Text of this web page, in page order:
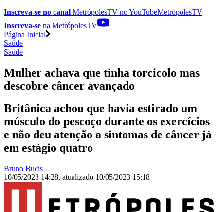
Inscreva-se no canal MetrópolesTV noYouTubeMetrópolesTV
Inscreva-se na MetrópolesTV
Página Inicial
Saúde
Saúde
Mulher achava que tinha torcicolo mas
descobre câncer avançado
Britânica achou que havia estirado um
músculo do pescoço durante os exercícios
e não deu atenção a sintomas de câncer já
em estágio quatro
Bruno Bucis
10/05/2023 14:28, atualizado 10/05/2023 15:18